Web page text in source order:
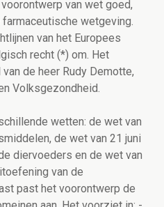
van wet goed,
wetgeving.
van het Europees
recht (*) om. Het
de heer Rudy Demotte,
Volksgezondheid.
wetten: de wet van
de wet van 21 juni
diervoeders en de wet van
van de
past het voorontwerp de